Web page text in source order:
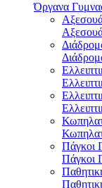
Όργανα
Πάγκοι
Πάγκοι